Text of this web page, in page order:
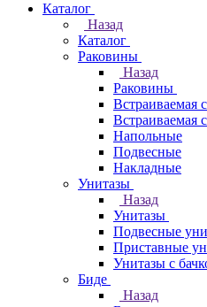
Каталог
Назад
Каталог
Раковины
Назад
Раковины
Встраиваемая
Встраиваемая
Напольные
Подвесные
Накладные
Унитазы
Назад
Унитазы
Подвесные
Приставные
Унитазы с
Биде
Назад